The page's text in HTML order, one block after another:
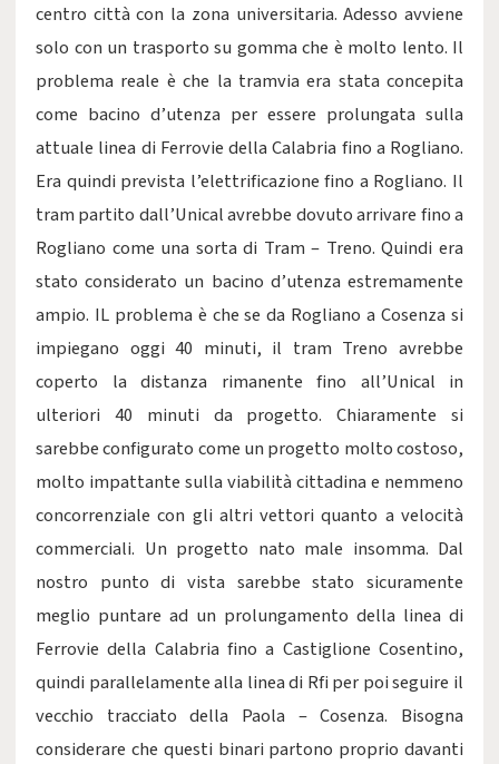
centro città con la zona universitaria. Adesso avviene
solo con un trasporto su gomma che è molto lento. Il
problema reale è che la tramvia era stata concepita
come bacino d’utenza per essere prolungata sulla
attuale linea di Ferrovie della Calabria fino a Rogliano.
Era quindi prevista l’elettrificazione fino a Rogliano. Il
tram partito dall’Unical avrebbe dovuto arrivare fino a
Rogliano come una sorta di Tram – Treno. Quindi era
stato considerato un bacino d’utenza estremamente
ampio. IL problema è che se da Rogliano a Cosenza si
impiegano oggi 40 minuti, il tram Treno avrebbe
coperto la distanza rimanente fino all’Unical in
ulteriori 40 minuti da progetto. Chiaramente si
sarebbe configurato come un progetto molto costoso,
molto impattante sulla viabilità cittadina e nemmeno
concorrenziale con gli altri vettori quanto a velocità
commerciali. Un progetto nato male insomma. Dal
nostro punto di vista sarebbe stato sicuramente
meglio puntare ad un prolungamento della linea di
Ferrovie della Calabria fino a Castiglione Cosentino,
quindi parallelamente alla linea di Rfi per poi seguire il
vecchio tracciato della Paola – Cosenza. Bisogna
considerare che questi binari partono proprio davanti